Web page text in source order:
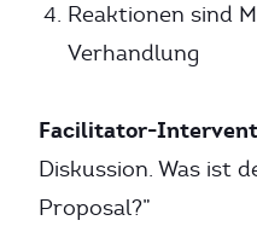
Reaktionen sind
Verhandlung
Facilitator-
Diskussion. Was ist
Proposal?”